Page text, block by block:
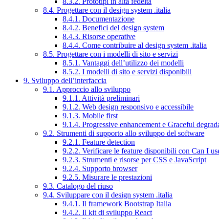
8.4. Progettare con il design system .italia
8.4.1. Documentazione
8.4.2. Benefici del design system
8.4.3. Risorse operative
8.4.4. Come contribuire al design system .italia
8.5. Progettare con i modelli di sito e servizi
8.5.1. Vantaggi dell’utilizzo dei modelli
8.5.2. I modelli di sito e servizi disponibili
9. Sviluppo dell’interfaccia
9.1. Approccio allo sviluppo
9.1.1. Attività preliminari
9.1.2. Web design responsivo e accessibile
9.1.3. Mobile first
9.1.4. Progressive enhancement e Graceful
9.2. Strumenti di supporto allo sviluppo del software
9.2.1. Feature detection
9.2.2. Verificare le feature disponibili con Can I
9.2.3. Strumenti e risorse per CSS e JavaScript
9.2.4. Supporto browser
9.2.5. Misurare le prestazioni
9.3. Catalogo del riuso
9.4. Sviluppare con il design system .italia
9.4.1. Il framework Bootstrap Italia
9.4.2. Il kit di sviluppo React